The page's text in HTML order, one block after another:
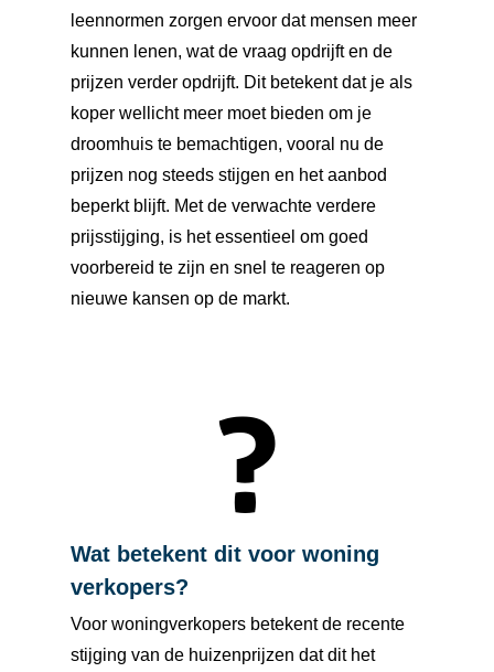
leennormen zorgen ervoor dat mensen meer
kunnen lenen, wat de vraag opdrijft en de
prijzen verder opdrijft. Dit betekent dat je als
koper wellicht meer moet bieden om je
droomhuis te bemachtigen, vooral nu de
prijzen nog steeds stijgen en het aanbod
beperkt blijft. Met de verwachte verdere
prijsstijging, is het essentieel om goed
voorbereid te zijn en snel te reageren op
nieuwe kansen op de markt.
Wat betekent dit voor woning
verkopers?
Voor woningverkopers betekent de recente
stijging van de huizenprijzen dat dit het